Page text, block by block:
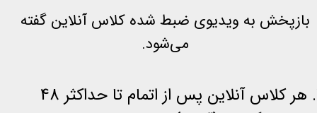
بازپخش به ویدیوی ضبط شده کلاس آنلاین گفته
می‌شود.
1. هر کلاس آنلاین پس از اتمام تا حداکثر 48